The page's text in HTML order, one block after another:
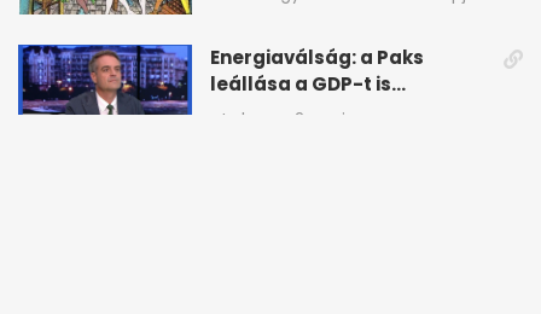
Energiaválság: a Paks
leállása a GDP-t is
megütheti, int az
atv.hu 2 napja